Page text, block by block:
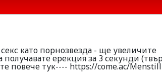
като порнозвезда - ще увеличите
ерекция за 3 секунди
повече тук---- https://come.ac/Menstill